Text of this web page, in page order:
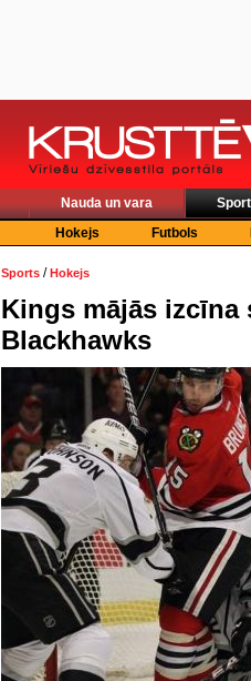
Nauda un vara
Hokejs
Futbols
Sports /Hokejs
Kings mājās izcīna
Blackhawks